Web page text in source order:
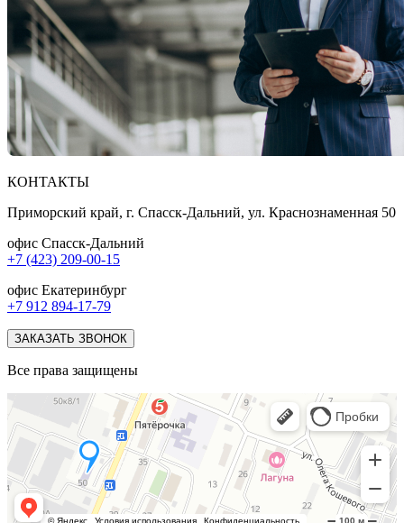
КОНТАКТЫ
Приморский край, г. Спасск-Дальний, ул. Краснознаменная 50
офис Спасск-Дальний
+7 (423) 209-00-15
офис Екатеринбург
+7 912 894-17-79
ЗАКАЗАТЬ ЗВОНОК
Все права защищены